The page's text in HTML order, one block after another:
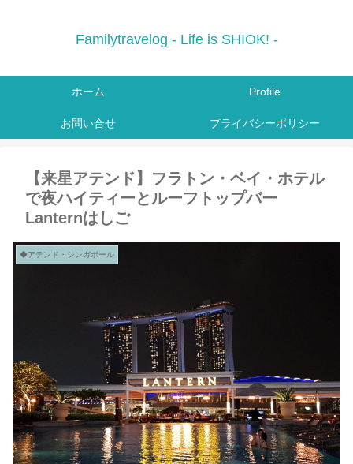
Familytravelog - Life is SHIOK! -
ホーム Profile
お問い合せ プライバシーポリシー
【来星アテンド】フラトン・ベイ・ホテル
で夜ハイティーとルーフトップバー
Lanternはしご
◆アテンド・シンガポール